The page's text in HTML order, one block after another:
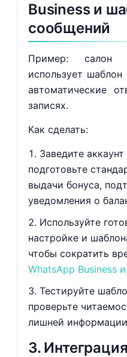
Business и
сообщений
Пример: салон
использует
автоматические
записях.
Как сделать:
Заведите
подготовьте
выдачи бонуса,
уведомления о
Используйте
настройке и
чтобы сократить
WhatsApp Business
Тестируйте
проверьте
лишней
3.